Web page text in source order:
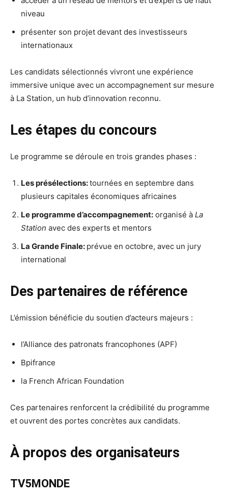
niveau
présenter son projet devant des investisseurs
internationaux
Les candidats sélectionnés vivront une expérience
immersive unique avec un accompagnement sur mesure
à La Station, un hub d’innovation reconnu.
Les étapes du concours
Le programme se déroule en trois grandes phases :
Les présélections:tournées en septembre dans
plusieurs capitales économiques africaines
Le programme d’accompagnement: organisé à La
Station avec des experts et mentors
La Grande Finale: prévue en octobre, avec un jury
international
Des partenaires de référence
L’émission bénéficie du soutien d’acteurs majeurs :
l’Alliance des patronats francophones (APF)
Bpifrance
la French African Foundation
Ces partenaires renforcent la crédibilité du programme
et ouvrent des portes concrètes aux candidats.
À propos des organisateurs
TV5MONDE